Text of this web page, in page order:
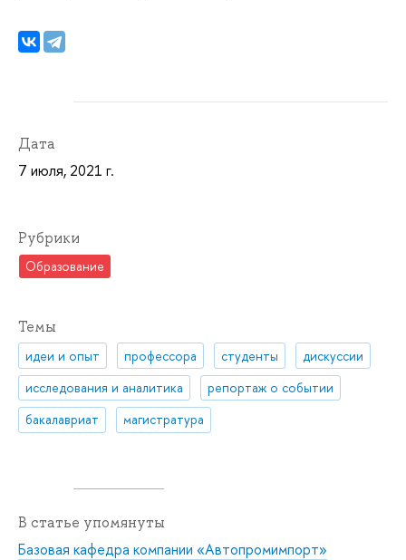
Дата
7 июля, 2021 г.
Рубрики
Образование
Темы
идеи и опыт профессора студенты
дискуссии
исследования и аналитика
репортаж о событии
бакалавриат
магистратура
В статье упомянуты
Базовая кафедра компании «Автопромимпорт»